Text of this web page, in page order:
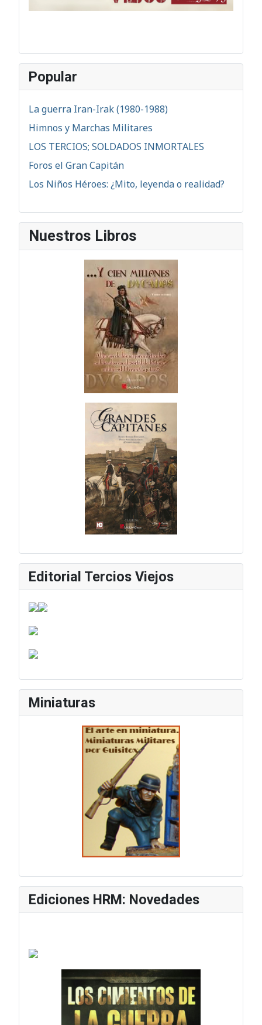
Popular
La guerra Iran-Irak (1980-1988)
Himnos y Marchas Militares
LOS TERCIOS; SOLDADOS INMORTALES
Foros el Gran Capitán
Los Niños Héroes: ¿Mito, leyenda o realidad?
Nuestros Libros
Editorial Tercios Viejos
Miniaturas
Ediciones HRM: Novedades